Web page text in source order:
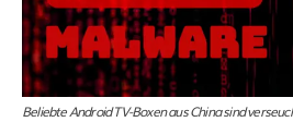
Beliebte Android TV-Boxen aus China sind